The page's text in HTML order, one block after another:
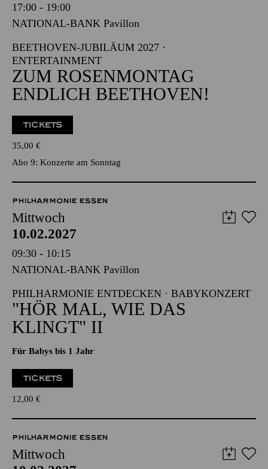
Montag
08.02.2027
17:00 - 19:00
NATIONAL-BANK Pavillon
BEETHOVEN-JUBILÄUM 2027 ·
ENTERTAINMENT
ZUM ROSENMONTAG
ENDLICH BEETHOVEN!
TICKETS
35,00€
Abo 9: Konzerte am Sonntag
PHILHARMONIE ESSEN
Mittwoch
10.02.2027
09:30 - 10:15
NATIONAL-BANK Pavillon
PHILHARMONIE ENTDECKEN · BABYKONZERT
"HÖR MAL, WIE DAS
Für Babys bis 1 Jahr
12,00€